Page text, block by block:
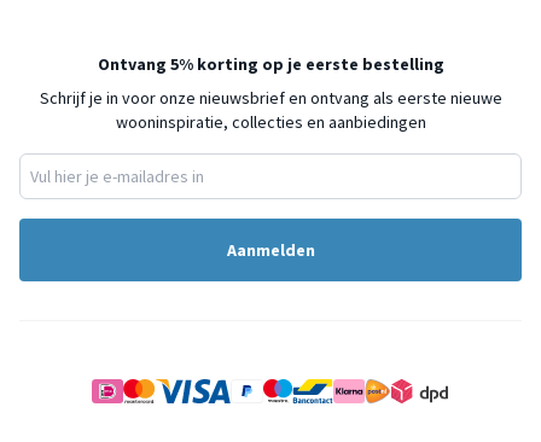
Ontvang 5% korting op je eerste bestelling
Schrijf je in voor onze nieuwsbrief en ontvang als eerste nieuwe
wooninspiratie, collecties en aanbiedingen
Aanmelden